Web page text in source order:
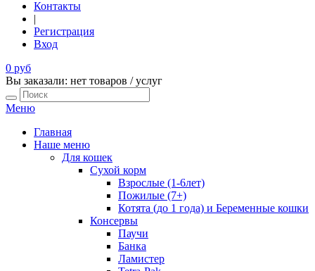
Контакты
|
Регистрация
Вход
0 руб
Вы заказали: нет товаров / услуг
Меню
Главная
Наше меню
Для кошек
Сухой корм
Взрослые (1-6лет)
Пожилые (7+)
Котята (до 1 года) и Беременные кошки
Консервы
Паучи
Банка
Ламистер